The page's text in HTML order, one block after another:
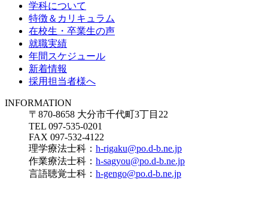
学科について
特徴＆カリキュラム
在校生・卒業生の声
就職実績
年間スケジュール
新着情報
採用担当者様へ
INFORMATION
〒870-8658 大分市千代町3丁目22
TEL 097-535-0201
FAX 097-532-4122
理学療法士科： h-rigaku@po.d-b.ne.jp
作業療法士科： h-sagyou@po.d-b.ne.jp
言語聴覚士科： h-gengo@po.d-b.ne.jp